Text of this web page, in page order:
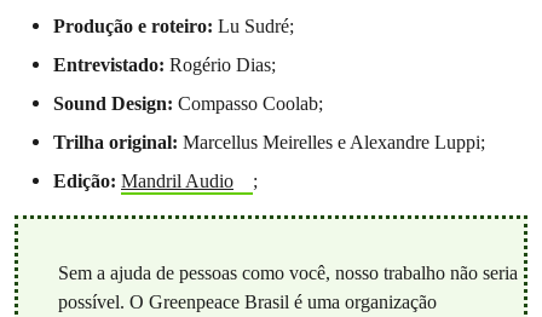
Produção e roteiro: Lu Sudré;
Entrevistado: Rogério Dias;
Sound Design: Compasso Coolab;
Trilha original: Marcellus Meirelles e Alexandre Luppi;
Edição: Mandril Audio ;
Sem a ajuda de pessoas como você, nosso trabalho não seria
possível. O Greenpeace Brasil é uma organização